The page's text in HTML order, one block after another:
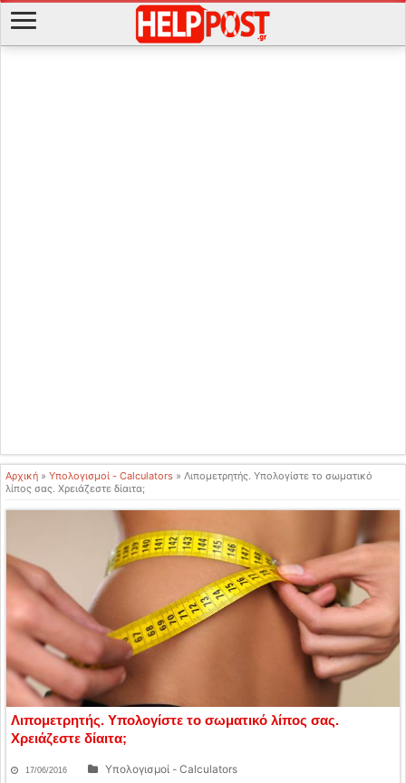
Αρχική » Υπολογισμοί - Calculators » Λιπομετρητής. Υπολογίστε το σωματικό
λίπος σας. Χρειάζεστε δίαιτα;
Λιπομετρητής. Υπολογίστε το σωματικό λίπος σας.
Χρειάζεστε δίαιτα;
17/06/2016 Υπολογισμοί - Calculators